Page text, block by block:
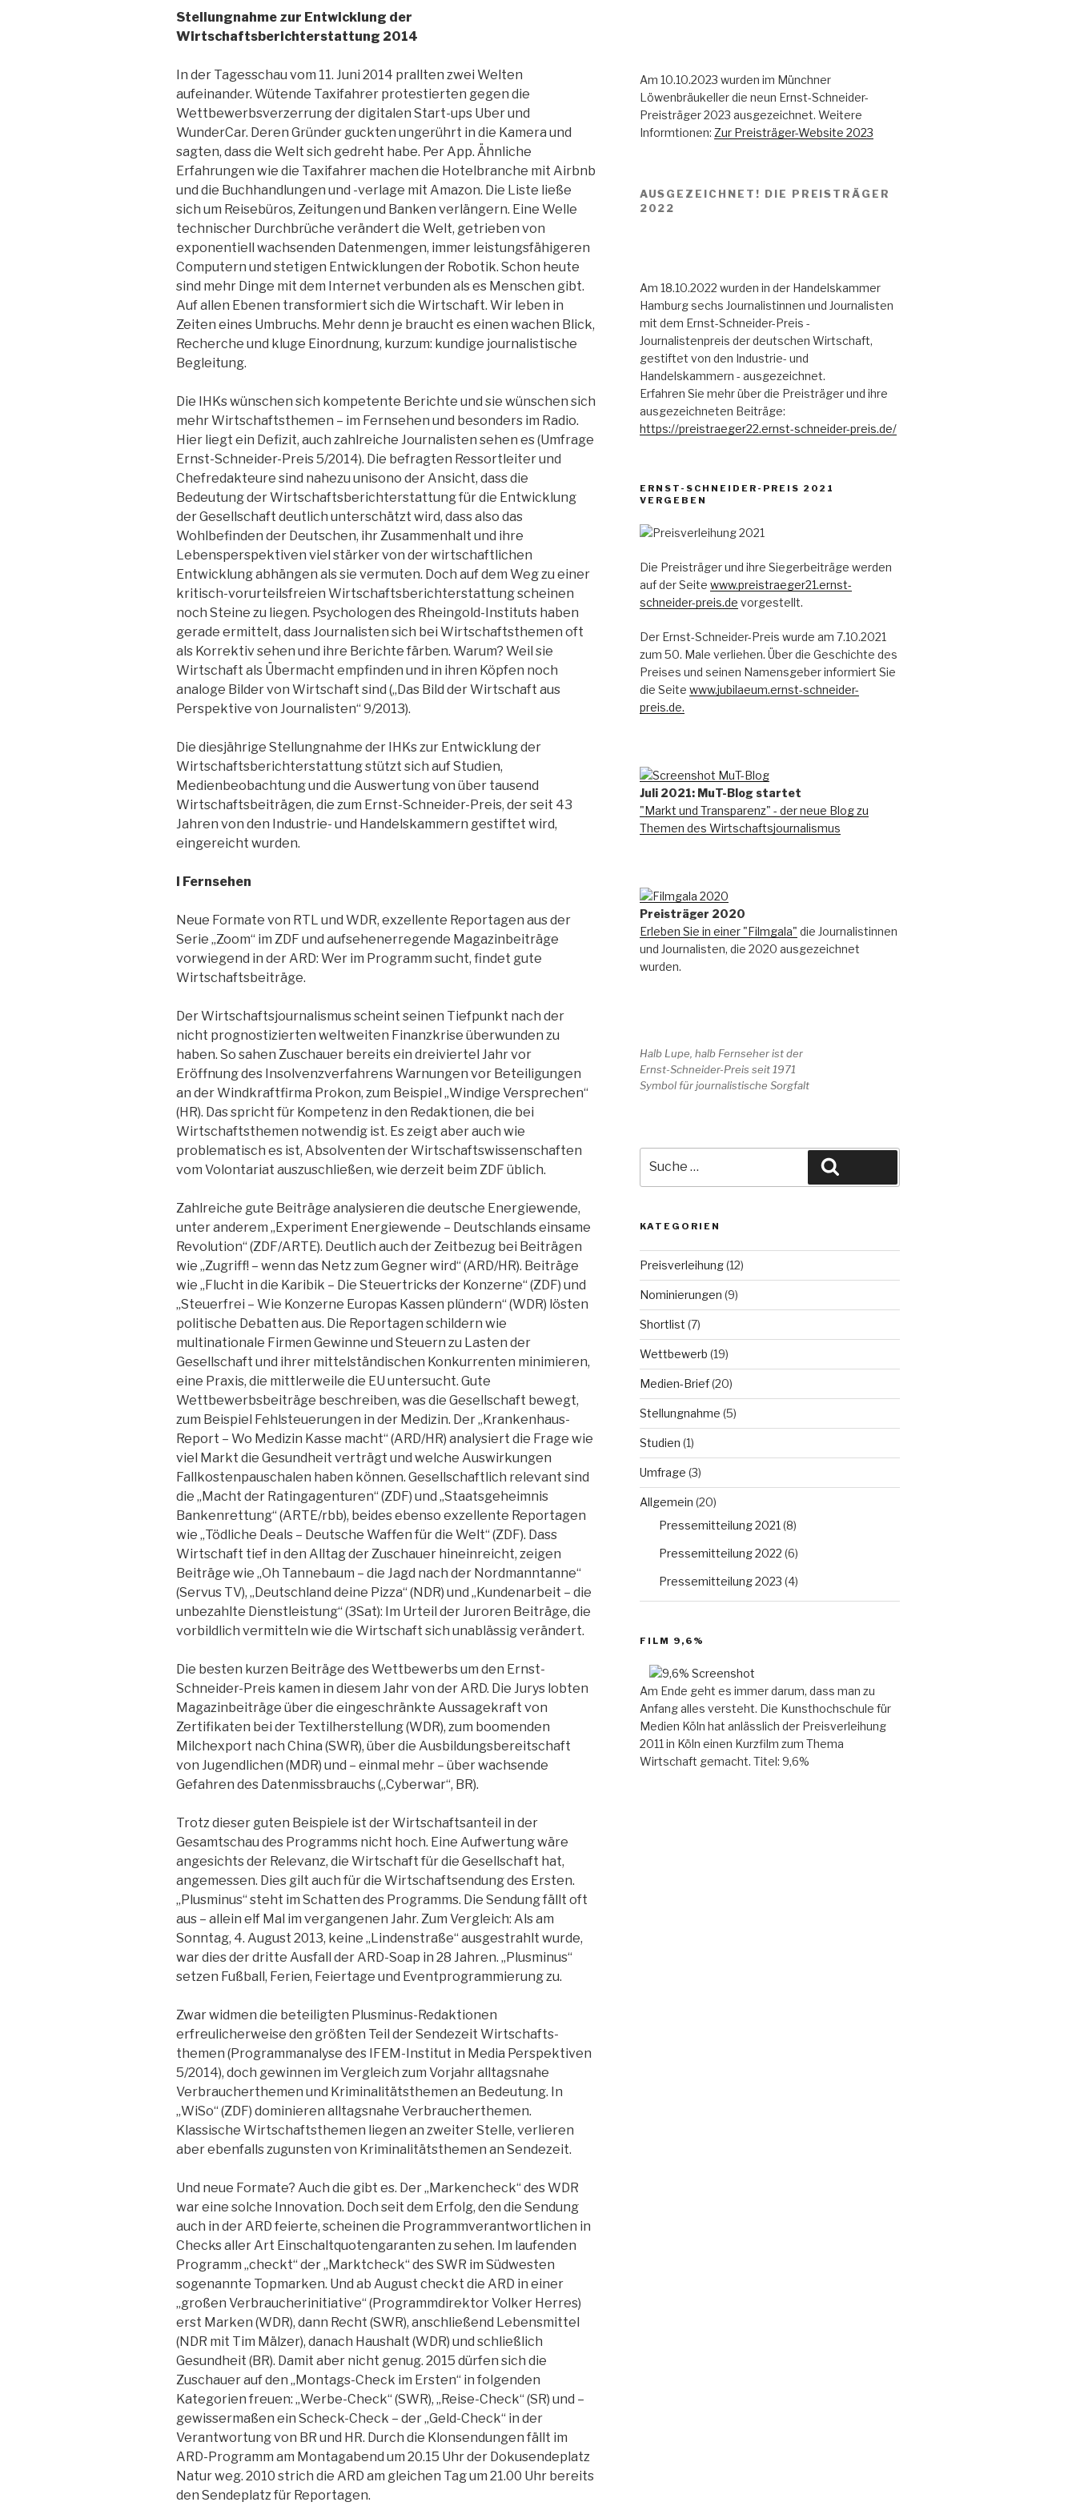
Stellungnahme zur Entwicklung der
Wirtschaftsberichterstattung 2014
In der Tagesschau vom 11. Juni 2014 prallten zwei Welten
aufeinander. Wütende Taxifahrer pro­testierten gegen die
Wettbewerbsverzerrung der digitalen Start-ups Uber und
WunderCar. Deren Gründer guckten ungerührt in die Kamera und
sagten, dass die Welt sich gedreht habe. Per App. Ähnliche
Erfahrungen wie die Taxifahrer machen die Hotelbranche mit Airbnb
und die Buchhandlungen und -verlage mit Amazon. Die Liste ließe
sich um Reisebüros, Zeitungen und Banken verlängern. Eine Welle
technischer Durchbrüche verändert die Welt, getrieben von
exponentiell wachsenden Datenmengen, immer leistungsfähigeren
Computern und stetigen Entwicklungen der Robotik. Schon heute
sind mehr Dinge mit dem Internet verbunden als es Menschen gibt.
Auf allen Ebenen transformiert sich die Wirtschaft. Wir leben in
Zeiten eines Umbruchs. Mehr denn je braucht es einen wachen Blick,
Recherche und kluge Einordnung, kurzum: kundige journalistische
Begleitung.
Die IHKs wünschen sich kompetente Berichte und sie wünschen sich
mehr Wirtschaftsthemen – im Fernsehen und besonders im Radio.
Hier liegt ein Defizit, auch zahlreiche Journalisten sehen es (Umfrage
Ernst-Schneider-Preis 5/2014). Die befragten Ressortleiter und
Chefredakteure sind nahezu unisono der Ansicht, dass die
Bedeutung der Wirtschaftsberichterstattung für die Entwicklung
der Gesellschaft deutlich unterschätzt wird, dass also das
Wohlbefinden der Deutschen, ihr Zusammenhalt und ihre
Lebensperspektiven viel stärker von der wirtschaftlichen
Entwicklung abhängen als sie vermuten. Doch auf dem Weg zu einer
kritisch-vorurteilsfreien Wirtschaftsberichterstattung scheinen
noch Steine zu liegen. Psychologen des Rheingold-Instituts haben
gerade ermittelt, dass Journalisten sich bei Wirtschaftsthemen oft
als Korrektiv sehen und ihre Berichte färben. Warum? Weil sie
Wirtschaft als Übermacht empfinden und in ihren Köpfen noch
analoge Bilder von Wirtschaft sind („Das Bild der Wirtschaft aus
Perspektive von Journalisten“ 9/2013).
Die diesjährige Stellungnahme der IHKs zur Entwicklung der
Wirtschaftsberichterstattung stützt sich auf Studien,
Medienbeobachtung und die Auswertung von über tausend
Wirtschaftsbeiträgen, die zum Ernst-Schneider-Preis, der seit 43
Jahren von den Industrie- und Handelskammern gestiftet wird,
eingereicht wurden.
I Fernsehen
Neue Formate von RTL und WDR, exzellente Reportagen aus der
Serie „Zoom“ im ZDF und aufsehenerregende Magazinbeiträge
vorwiegend in der ARD: Wer im Programm sucht, findet gute
Wirtschaftsbeiträge.
Der Wirtschaftsjournalismus scheint seinen Tiefpunkt nach der
nicht prognostizierten weltweiten Finanzkrise überwunden zu
haben. So sahen Zuschauer bereits ein dreiviertel Jahr vor
Eröffnung des Insolvenzverfahrens Warnungen vor Beteiligungen
an der Windkraftfirma Prokon, zum Beispiel „Windige Versprechen“
(HR). Das spricht für Kompetenz in den Redaktionen, die bei
Wirtschaftsthemen notwendig ist. Es zeigt aber auch wie
problematisch es ist, Absolventen der Wirtschaftswissenschaften
vom Volontariat auszuschließen, wie derzeit beim ZDF üblich.
Zahlreiche gute Beiträge analysieren die deutsche Energiewende,
unter anderem „Experiment Energiewende – Deutschlands einsame
Revolution“ (ZDF/ARTE). Deutlich auch der Zeitbezug bei Beiträgen
wie „Zugriff! – wenn das Netz zum Gegner wird“ (ARD/HR). Beiträge
wie „Flucht in die Karibik – Die Steuertricks der Konzerne“ (ZDF) und
„Steuerfrei – Wie Konzerne Europas Kassen plündern“ (WDR) lösten
politische Debatten aus. Die Reportagen schildern wie
multinationale Firmen Gewinne und Steuern zu Lasten der
Gesellschaft und ihrer mittelständischen Konkurrenten minimieren,
eine Praxis, die mittlerweile die EU untersucht. Gute
Wettbewerbsbeiträge beschreiben, was die Gesellschaft bewegt,
zum Beispiel Fehlsteuerungen in der Medizin. Der „Krankenhaus-
Report – Wo Medizin Kasse macht“ (ARD/HR) analysiert die Frage wie
viel Markt die Gesundheit verträgt und welche Auswirkungen
Fallkostenpauschalen haben können. Gesellschaftlich relevant sind
die „Macht der Ratingagenturen“ (ZDF) und „Staatsgeheimnis
Bankenrettung“ (ARTE/rbb), beides ebenso exzellente Reportagen
wie „Tödliche Deals – Deutsche Waffen für die Welt“ (ZDF). Dass
Wirtschaft tief in den Alltag der Zuschauer hineinreicht, zeigen
Beiträge wie „Oh Tannebaum – die Jagd nach der Nordmanntanne“
(Servus TV), „Deutschland deine Pizza“ (NDR) und „Kundenarbeit – die
unbezahlte Dienstleistung“ (3Sat): Im Urteil der Juroren Beiträge, die
vorbildlich vermitteln wie die Wirtschaft sich unablässig verändert.
Die besten kurzen Beiträge des Wettbewerbs um den Ernst-
Schneider-Preis kamen in diesem Jahr von der ARD. Die Jurys lobten
Magazinbeiträge über die eingeschränkte Aussagekraft von
Zertifikaten bei der Textilherstellung (WDR), zum boomenden
Milchexport nach China (SWR), über die Ausbildungsbereitschaft
von Jugendlichen (MDR) und – einmal mehr – über wachsende
Gefahren des Datenmissbrauchs („Cyberwar“, BR).
Trotz dieser guten Beispiele ist der Wirtschaftsanteil in der
Gesamtschau des Programms nicht hoch. Eine Aufwertung wäre
angesichts der Relevanz, die Wirtschaft für die Gesellschaft hat,
angemessen. Dies gilt auch für die Wirtschaftsendung des Ersten.
„Plus­minus“ steht im Schatten des Programms. Die Sendung fällt oft
aus – allein elf Mal im vergangenen Jahr. Zum Vergleich: Als am
Sonntag, 4. August 2013, keine „Lindenstraße“ ausgestrahlt wurde,
war dies der dritte Ausfall der ARD-Soap in 28 Jahren. „Plusminus“
setzen Fußball, Ferien, Feiertage und Eventprogrammierung zu.
Zwar widmen die beteiligten Plusminus-Redaktionen
erfreulicherweise den größten Teil der Sendezeit Wirtschafts­
themen (Programmanalyse des IFEM-Institut in Media Perspektiven
5/2014), doch gewinnen im Vergleich zum Vorjahr alltagsnahe
Verbraucherthemen und Kriminalitäts­themen an Bedeutung. In
„WiSo“ (ZDF) dominieren alltagsnahe Verbraucherthemen.
Klassische Wirtschaftsthemen liegen an zweiter Stelle, verlieren
aber ebenfalls zugunsten von Kriminalitätsthemen an Sendezeit.
Und neue Formate? Auch die gibt es. Der „Markencheck“ des WDR
war eine solche Innovation. Doch seit dem Erfolg, den die Sendung
auch in der ARD feierte, scheinen die Programmverantwortlichen in
Checks aller Art Einschaltquotengaranten zu sehen. Im laufenden
Programm „checkt“ der „Marktcheck“ des SWR im Südwesten
sogenannte Topmarken. Und ab August checkt die ARD in einer
„großen Verbraucherinitiative“ (Programmdirektor Volker Herres)
erst Marken (WDR), dann Recht (SWR), anschließend Lebensmittel
(NDR mit Tim Mälzer), danach Haushalt (WDR) und schließlich
Gesundheit (BR). Damit aber nicht genug. 2015 dürfen sich die
Zuschauer auf den „Montags-Check im Ersten“ in folgenden
Kategorien freuen: „Werbe-Check“ (SWR), „Reise-Check“ (SR) und –
gewissermaßen ein Scheck-Check – der „Geld-Check“ in der
Verantwortung von BR und HR. Durch die Klonsendungen fällt im
ARD-Programm am Montagabend um 20.15 Uhr der Dokusendeplatz
Natur weg. 2010 strich die ARD am gleichen Tag um 21.00 Uhr bereits
den Sendeplatz für Reportagen.
Am 10.10.2023 wurden im Münchner
Löwenbräukeller die neun Ernst-Schneider-
Preisträger 2023 ausgezeichnet. Weitere
Informtionen: Zur Preisträger-Website 2023
AUSGEZEICHNET! DIE PREISTRÄGER
2022
Am 18.10.2022 wurden in der Handelskammer
Hamburg sechs Journalistinnen und Journalisten
mit dem Ernst-Schneider-Preis -
Journalistenpreis der deutschen Wirtschaft,
gestiftet von den Industrie- und
Handelskammern - ausgezeichnet.
Erfahren Sie mehr über die Preisträger und ihre
ausgezeichneten Beiträge:
https://preistraeger22.ernst-schneider-preis.de/
ERNST-SCHNEIDER-PREIS 2021
VERGEBEN
Die Preisträger und ihre Siegerbeiträge werden
auf der Seite www.preistraeger21.ernst-
schneider-preis.de vorgestellt.
Der Ernst-Schneider-Preis wurde am 7.10.2021
zum 50. Male verliehen. Über die Geschichte des
Preises und seinen Namensgeber informiert Sie
die Seite www.jubilaeum.ernst-schneider-
preis.de.
Juli 2021: MuT-Blog startet
"Markt und Transparenz" - der neue Blog zu
Themen des Wirtschaftsjournalismus
Preisträger 2020
Erleben Sie in einer "Filmgala" die Journalistinnen
und Journalisten, die 2020 ausgezeichnet
wurden.
Halb Lupe, halb Fernseher ist der
Ernst-Schneider-Preis seit 1971
Symbol für journalistische Sorgfalt
nach:
KATEGORIEN
Preisverleihung(12)
Nominierungen (9)
Shortlist (7)
Wettbewerb (19)
Medien-Brief(20)
Stellungnahme (5)
Studien (1)
Umfrage (3)
Allgemein (20)
Pressemitteilung 2021 (8)
Pressemitteilung 2022 (6)
Pressemitteilung 2023 (4)
FILM 9,6%
Am Ende geht es immer darum, dass man zu
Anfang alles versteht. Die Kunsthochschule für
Medien Köln hat anlässlich der Preisverleihung
2011 in Köln einen Kurzfilm zum Thema
Wirtschaft gemacht. Titel: 9,6%